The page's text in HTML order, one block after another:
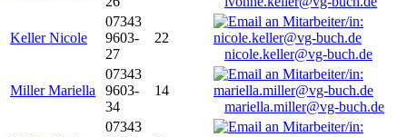
Keller Nicole
07343
9603-
27
22
nicole.keller@vg-buch.de
Miller Mariella
07343
9603-
34
14
mariella.miller@vg-buch.de
07343